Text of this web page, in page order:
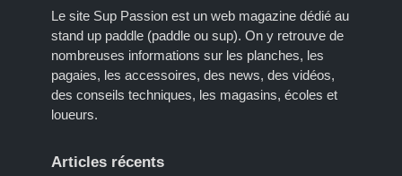
Le site Sup Passion est un web magazine dédié au
stand up paddle (paddle ou sup). On y retrouve de
nombreuses informations sur les planches, les
pagaies, les accessoires, des news, des vidéos,
des conseils techniques, les magasins, écoles et
loueurs.
Articles récents